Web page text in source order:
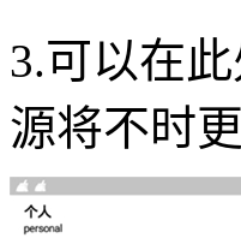
3.可以在
源将不时